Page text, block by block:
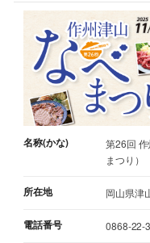
名称(かな)
第26回
まつり）
所在地 岡山県津
電話番号 0868-22-